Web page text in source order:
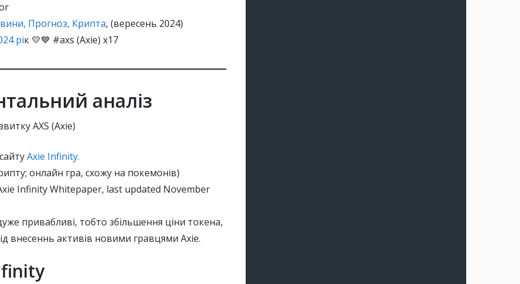
Прогноз, Крипта, (вересень 2024)
рік 💛💙 #axs (Axie) х17
аналіз
AXS (Axie)
Axie Infinity.
онлайн гра, схожу на покемонів)
Infinity Whitepaper, last updated November
привабливі, тобто збільшення ціни токена,
внесеннь активів новими гравцями Axie.